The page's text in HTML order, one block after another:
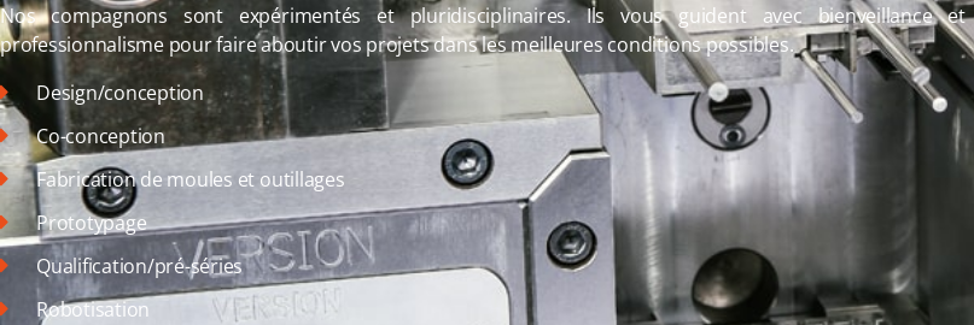
Nos compagnons sont expérimentés et pluridisciplinaires. Ils vous guident avec bienveillance et
professionnalisme pour faire aboutir vos projets dans les meilleures conditions possibles.
Design/conception
Co-conception
Fabrication de moules et outillages
Prototypage
Qualification/pré-séries
Robotisation